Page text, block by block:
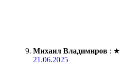
Михаил Владимиров : ★
21.06.2025